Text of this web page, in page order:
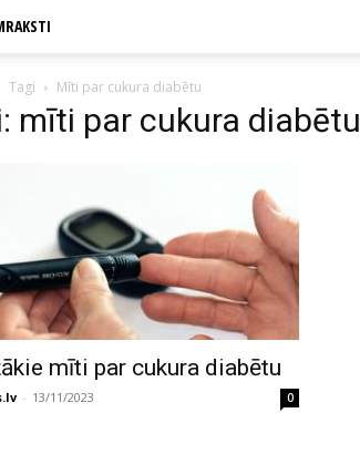
Tagi Mīti par cukura diabētu
mīti par cukura diabētu
mīti par cukura diabētu
- 13/11/2023 0